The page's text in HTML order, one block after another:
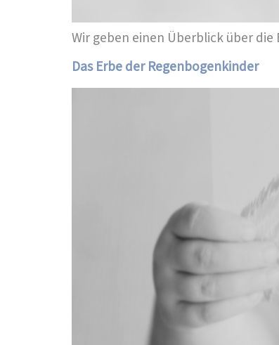
Wir geben einen Überblick über
Das Erbe der Regenbogenkinder